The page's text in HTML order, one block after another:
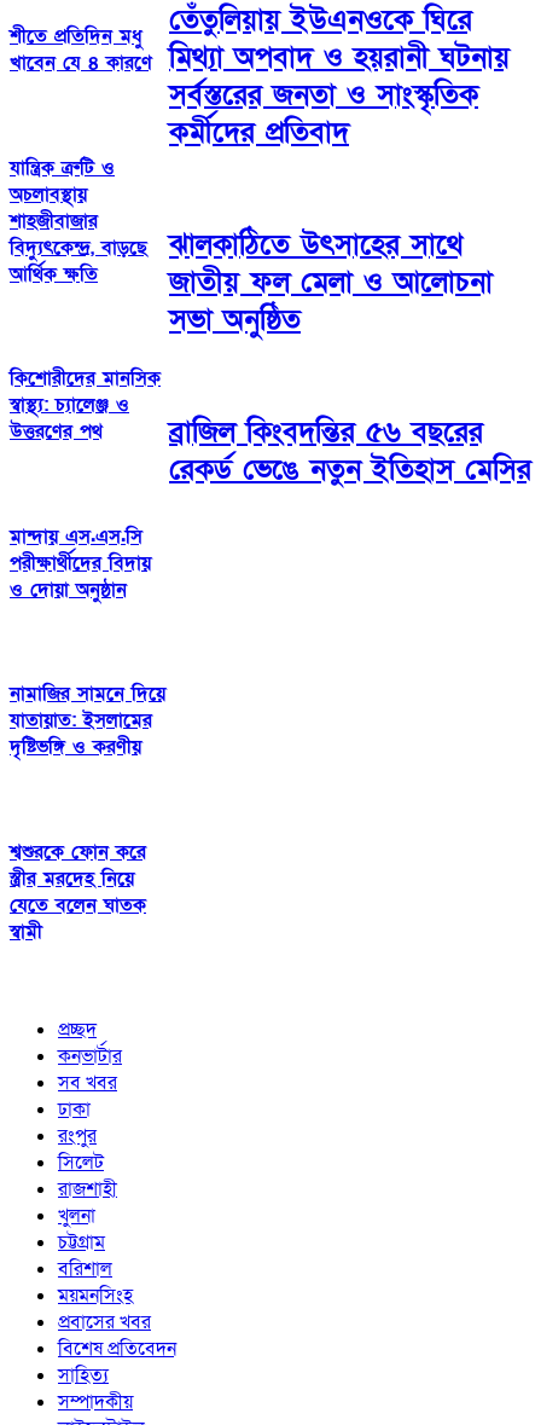
শীতে প্রতিদিন মধু
খাবেন যে ৪ কারণে
যান্ত্রিক ত্রুটি ও
অচলাবস্থায়
শাহজীবাজার
বিদ্যুৎকেন্দ্র, বাড়ছে
আর্থিক ক্ষতি
কিশোরীদের মানসিক
স্বাস্থ্য: চ্যালেঞ্জ ও
উত্তরণের পথ
মান্দায় এস.এস.সি
পরীক্ষার্থীদের বিদায়
ও দোয়া অনুষ্ঠান
নামাজির সামনে দিয়ে
যাতায়াত: ইসলামের
দৃষ্টিভঙ্গি ও করণীয়
শ্বশুরকে ফোন করে
স্ত্রীর মরদেহ নিয়ে
যেতে বলেন ঘাতক
স্বামী
তেঁতুলিয়ায় ইউএনওকে ঘিরে
মিথ্যা অপবাদ ও হয়রানী ঘটনায়
সর্বস্তরের জনতা ও সাংস্কৃতিক
কর্মীদের প্রতিবাদ
ঝালকাঠিতে উৎসাহের সাথে
জাতীয় ফল মেলা ও আলোচনা
সভা অনুষ্ঠিত
ব্রাজিল কিংবদন্তির ৫৬ বছরের
রেকর্ড ভেঙে নতুন ইতিহাস মেসির
প্রচ্ছদ
কনভার্টার
সব খবর
ঢাকা
রংপুর
সিলেট
রাজশাহী
খুলনা
চট্টগ্রাম
বরিশাল
ময়মনসিংহ
প্রবাসের খবর
বিশেষ প্রতিবেদন
সাহিত্য
সম্পাদকীয়